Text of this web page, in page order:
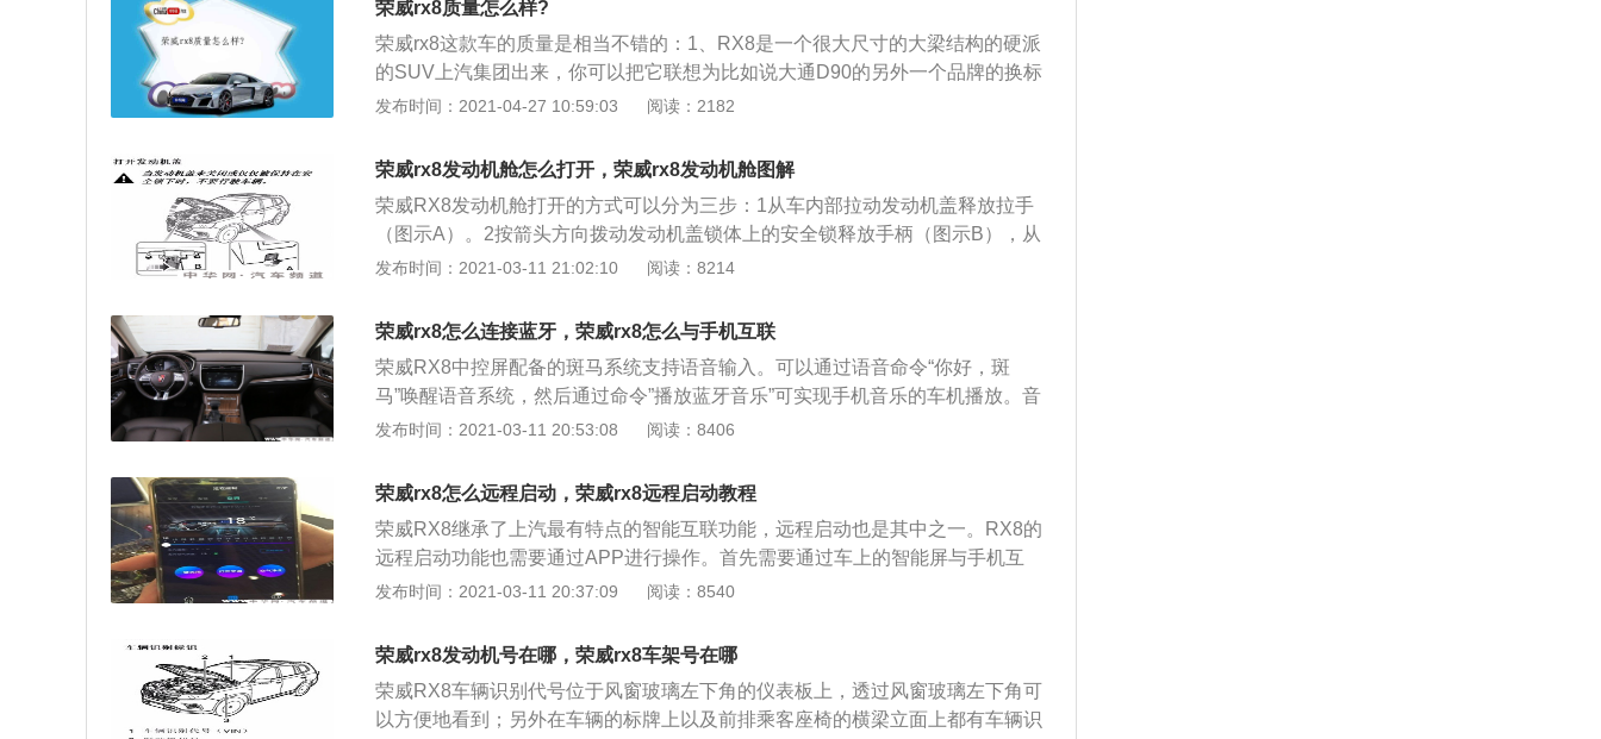
4、你买四驱的次低配我看比最低配其实只多了1万块钱，但是选多了很多东西，
比如说有远程的启动、真皮的座椅、中间的屏幕、带有GPS导航、车联网定位等
等，然后全景摄像头这是比较必要的一个配置。
你还是要选择四驱，四驱的一共有四款的车型，我们推荐的是次低配，次低配它
配置其实也已经挺高了，它叫智联网四驱旗舰版卖20.88万；3、所以你看整个RX
8的价格区间是从16万多到25万多，是比较主流的中国品牌的大SUV的价格区
间，其实价格没有太大的优势。你买四驱的次低配我看比最低配其实只多了1万
带有GPS导航、车联网定位等等，然后全景摄像头这是比较必要的一个配置。
荣威rx8质量怎么样?
荣威rx8这款车的质量是相当不错的：1、RX8是一个很大尺寸的大梁结构的硬派
的SUV上汽集团出来，你可以把它联想为比如说大通D90的另外一个品牌的换标
的版本，它们可能是共享整个技术平台；2、尺寸特别的大，已经有类似于陆巡
两驱四驱。这个级别你既然选择了这种偏硬派SUV的话你就不要买两驱了，买两
驱就和这个有点背道而驰了，买两驱你可以买一个城市SUV，它的空间利用率更
好更灵活也更轻；3、既然买了这么大硬盘结构的SUV所以你还是要选择四驱，
四驱的一共有四款的车型，我们推荐的是次低配，次低配它配置其实也已经挺高
了，它叫智联网四驱旗舰版卖20.88万。所以你看整个RX8的价格区间是从16万
优势；4、你买四驱的次低配我看比最低配其实只多了1万块钱，但是选多了很多
东西，比如说有远程的启动、真皮的座椅、中间的屏幕、带有GPS导航、车联网
定位等等，然后全景摄像头这是比较必要的一个配置。
发布时间：2021-04-27 10:59:03 阅读：2182
荣威rx8发动机舱怎么打开，荣威rx8发动机舱图解
荣威RX8发动机舱打开的方式可以分为三步：1从车内部拉动发动机盖释放拉手
（图示A）。2按箭头方向拨动发动机盖锁体上的安全锁释放手柄（图示B），从
而释放发动机盖安全锁。3抬起发动机盖。 荣威RX8发动机盖未被完全所致时，
被完全锁止，则还会伴有警告声。 荣威RX8关闭发动机盖时，双手扶住发动机
盖，并将其放低。当发动机盖降至离它的锁止位置大约20-30厘米处时，施加一
定向下的力，使其有一定加速度从而关闭发动机盖。 荣威RX8每次关闭发动机盖
后均要检查锁闩是否已经完全嵌入，即查看发动机盖同车身零件是否平齐，用力
向下关闭发动机盖时，小心夹手。
发布时间：2021-03-11 21:02:10 阅读：8214
荣威rx8怎么连接蓝牙，荣威rx8怎么与手机互联
荣威RX8中控屏配备的斑马系统支持语音输入。可以通过语音命令“你好，斑
马”唤醒语音系统，然后通过命令”播放蓝牙音乐”可实现手机音乐的车机播放。音
乐切换可以通过多功能方向盘上的按钮实现。 荣威RX8连接蓝牙的方式为：打开
示当前手机已经连接。果播放机蓝牙功能打开而没有连接手机，将会自动搜索最
近一次连接过的手机并连接。显示屏中出现[]说明蓝牙已连接。蓝牙音乐按SRC
键可以切换到蓝牙音乐播放模式，在播放蓝牙音乐的时候，可以进行快进，快
退，上下选曲，随机与重复播放模式的功能（部分手机不支持此功能），其操作
方法与USB一致。 蓝牙电话在手机已经连接的情况下，如果有电话呼入，此时会
可以。结束通话。在通话中，短按[小电话]键可以在私人通话与免提功能中转换。
在蓝牙配对界面短按[MENU]键显示蓝牙配对码。说明：此功能仅针对需要输入配
对码的手机进行蓝牙连接
发布时间：2021-03-11 20:53:08 阅读：8406
荣威rx8怎么远程启动，荣威rx8远程启动教程
荣威RX8继承了上汽最有特点的智能互联功能，远程启动也是其中之一。RX8的
远程启动功能也需要通过APP进行操作。首先需要通过车上的智能屏与手机互
联，才可实现远程启动；此外手机还需下载斑马智行APP，通过APP实现控制车
五分钟，可以通过手机上的斑马智行APP与荣威RX8连接，连接成功后，可以通
过APP上的功能远程控制里面，选择打开空调，车子此时便会启动空调。 荣威R
X8挂着“互联网汽车”的名头，全依赖于斑马系统以及马云的大数据资源。它所提
供的这些服务，都是偏向实用性与未来科技的功能。上手以后就像在操纵这一台
发布时间：2021-03-11 20:37:09 阅读：8540
荣威rx8发动机号在哪，荣威rx8车架号在哪
荣威RX8车辆识别代号位于风窗玻璃左下角的仪表板上，透过风窗玻璃左下角可
以方便地看到；另外在车辆的标牌上以及前排乘客座椅的横梁立面上都有车辆识